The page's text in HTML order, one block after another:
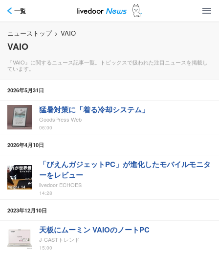
一覧
ニューストップ > VAIO
VAIO
『VAIO』に関するニュース記事一覧。トピックスで扱われた注目ニュースを掲載し
ています。
2026年5月31日
猛暑対策に「着る冷却システム」
GoodsPress Web
06:00
2026年4月10日
「びえんガジェットPC」が進化したモバイルモニタ
ーをレビュー
livedoor ECHOES
14:28
2023年12月10日
天板にムーミン VAIOのノートPC
J-CASTトレンド
15:00